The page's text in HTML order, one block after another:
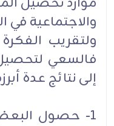
والاجتماعية في
ولتقريب
فالسعي
إلى نتائج عدة
1- حصول